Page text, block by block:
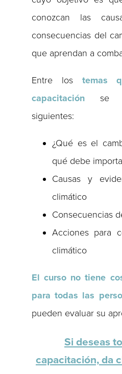
conozcan las
consecuencias del
que aprendan a
Entre los temas
capacitación se
siguientes:
¿Qué es el
qué debe
Causas y
climático
Consecuencias
Acciones para
climático
El curso no tiene
para todas las
pueden evaluar su
Si deseas
capacitación, da